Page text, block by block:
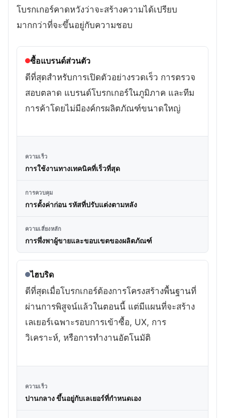
โบรกเกอร์คาดหวังว่าจะสร้างความได้เปรียบ
มากกว่าที่จะขึ้นอยู่กับความชอบ
ซื้อแบรนด์ส่วนตัว
ดีที่สุดสำหรับการเปิดตัวอย่างรวดเร็ว การตรวจ
สอบตลาด แบรนด์โบรกเกอร์ในภูมิภาค และทีม
การค้าโดยไม่มีองค์กรผลิตภัณฑ์ขนาดใหญ่
ความเร็ว
การใช้งานทางเทคนิคที่เร็วที่สุด
การควบคุม
การตั้งค่าก่อน รหัสที่ปรับแต่งตามหลัง
ความเสี่ยงหลัก
การพึ่งพาผู้ขายและขอบเขตของผลิตภัณฑ์
ไฮบริด
ดีที่สุดเมื่อโบรกเกอร์ต้องการโครงสร้างพื้นฐานที่
ผ่านการพิสูจน์แล้วในตอนนี้ แต่มีแผนที่จะสร้าง
เลเยอร์เฉพาะรอบการเข้าซื้อ, UX, การ
วิเคราะห์, หรือการทำงานอัตโนมัติ
ความเร็ว
ปานกลาง ขึ้นอยู่กับเลเยอร์ที่กำหนดเอง